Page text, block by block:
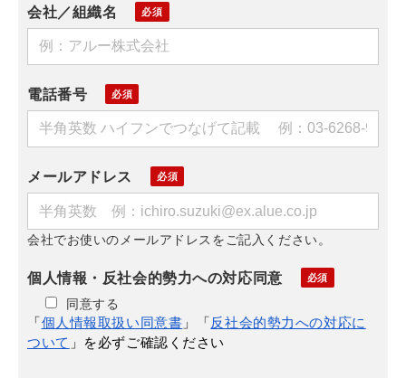
会社／組織名
電話番号
メールアドレス
会社でお使いのメールアドレスをご記入ください。
個人情報・反社会的勢力への対応同意
同意する
「 個人情報取扱い同意書 」「 反社会的勢力への対応に
ついて 」を必ずご確認ください